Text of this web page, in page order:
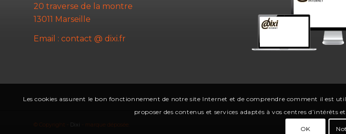
20 traverse de la montre
13011 Marseille
Email : contact @ dixi.fr
© Copyright - Dixi - marque déposée.
Les cookies assurent le bon fonctionnement de notre site Internet et de comprendre comment il est
proposer des contenus et services adaptés à vos centres
OK